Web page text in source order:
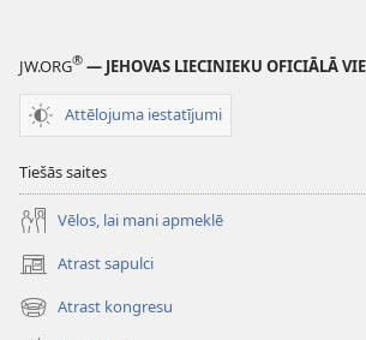
JW.ORG® — JEHOVAS LIECINIEKU OFICIĀLĀ
Attēlojuma iestatījumi
Tiešās saites
Vēlos, lai mani apmeklē
Atrast sapulci
(opens
new
window)
Atrast kongresu
(opens